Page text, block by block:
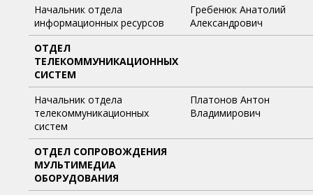
Начальник отдела
информационных ресурсов
Гребенюк Анатолий
Александрович
ОТДЕЛ
ТЕЛЕКОММУНИКАЦИОННЫХ
СИСТЕМ
Начальник отдела
телекоммуникационных
систем
Платонов Антон
Владимирович
ОТДЕЛ СОПРОВОЖДЕНИЯ
МУЛЬТИМЕДИА
ОБОРУДОВАНИЯ